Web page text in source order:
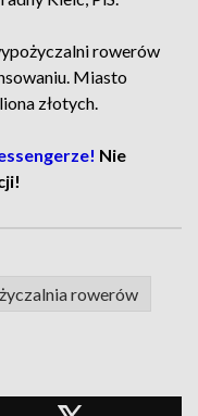
rowerów
Miasto
złotych.
Nie
rowerów